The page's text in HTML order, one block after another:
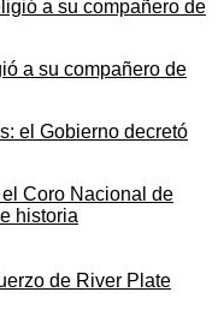
a su compañero de
Coro Nacional de
historia